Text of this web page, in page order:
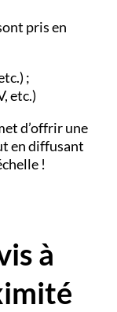
pris en
;
etc.)
d’offrir une
en diffusant
!
à